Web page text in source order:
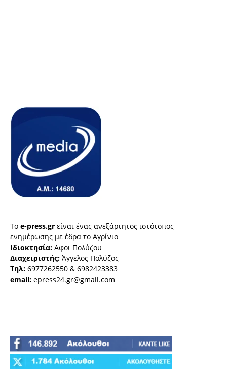
Το e-press.gr είναι ένας ανεξάρτητος ιστότοπος
ενημέρωσης με έδρα το Αγρίνιο
Ιδιοκτησία: Αφοι Πολύζου
Διαχειριστής: Άγγελος Πολύζος
Τηλ: 6977262550 & 6982423383
email: epress24.gr@gmail.com